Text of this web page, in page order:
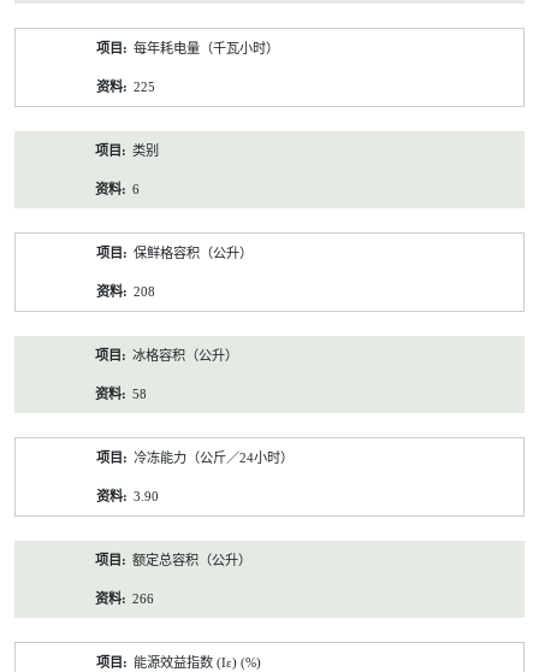
每年耗电量（千瓦小时）
225
类别
6
保鲜格容积（公升）
208
冰格容积（公升）
58
冷冻能力（公斤／24小时）
3.90
额定总容积（公升）
266
能源效益指数 (Iε) (%)